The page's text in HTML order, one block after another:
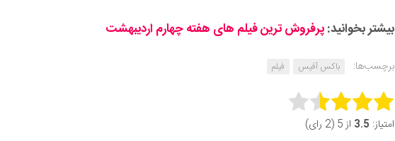
بیشتر بخوانید:پرفروش ترین فیلم های هفته چهارم اردیبهشت
برچسب‌ها: باکس آفیس فیلم
Rate this item:
امتیاز: 3.5 از 5 (2 رای)